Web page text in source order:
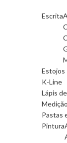
Escrita
Estojos
K-Line
Lápis
Medição
Pastas
Pintura